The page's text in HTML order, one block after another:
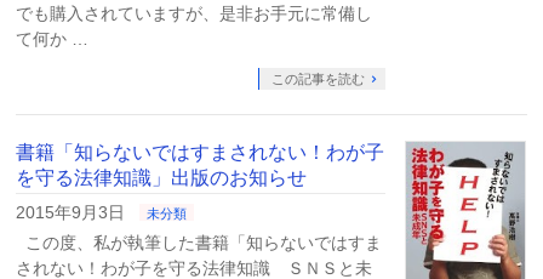
でも購入されていますが、是非お手元に常備し
て何か …
この記事を読む
書籍「知らないではすまされない！わが子
を守る法律知識」出版のお知らせ
2015年9月3日 未分類
この度、私が執筆した書籍「知らないではすま
されない！わが子を守る法律知識 ＳＮＳと未